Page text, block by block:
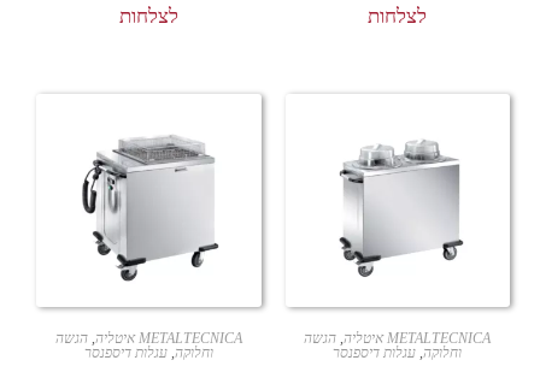
לצלחות
לצלחות
METALTECNICA איטליה , הגשה
וחלוקה, עגלות דיספנסר
METALTECNICA איטליה ,הגשה
וחלוקה,עגלות דיספנסר